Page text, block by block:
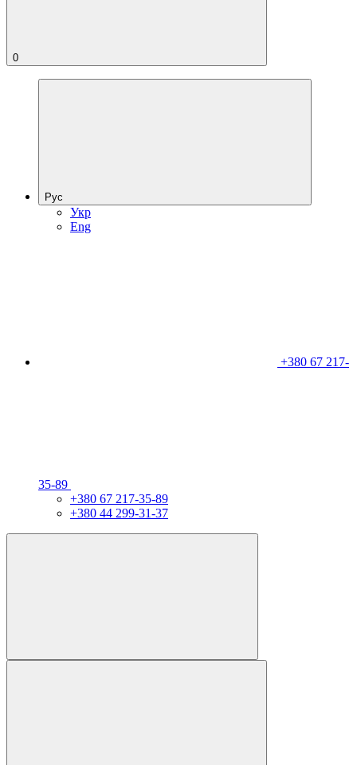
0
Рус
Укр
Eng
+380 67 217-
35-89
+380 67 217-35-89
+380 44 299-31-37